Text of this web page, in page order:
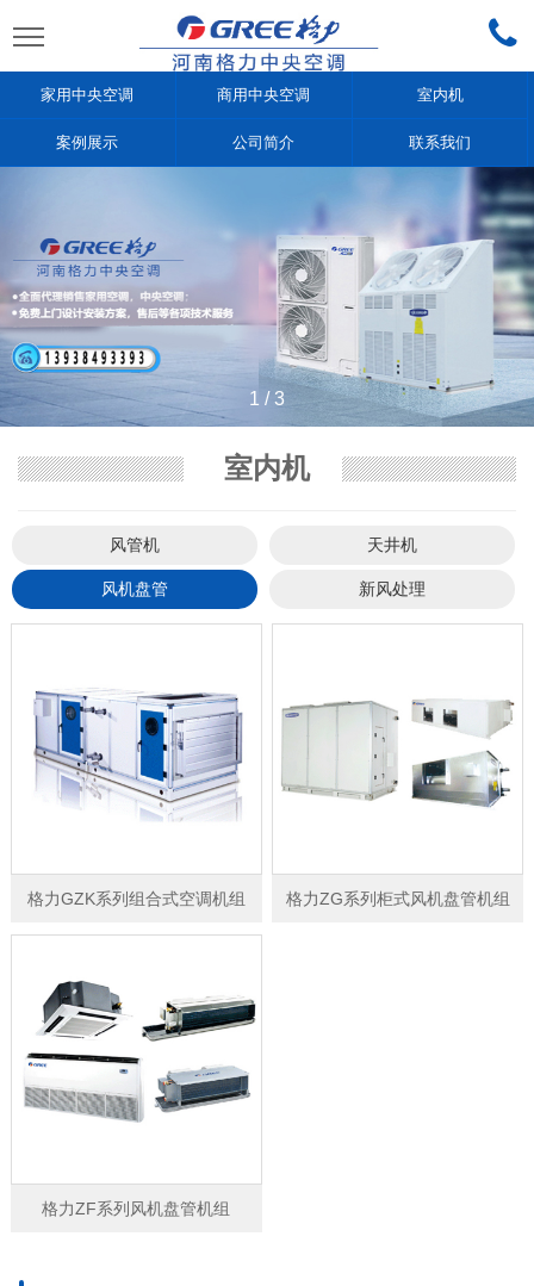
家用中央空调 商用中央空调 室内机
案例展示 公司简介 联系我们
1 /3
室内机
风管机 天井机
风机盘管 新风处理
格力GZK系列组合式空调机组 格力ZG系列柜式风机盘管机组
格力ZF系列风机盘管机组